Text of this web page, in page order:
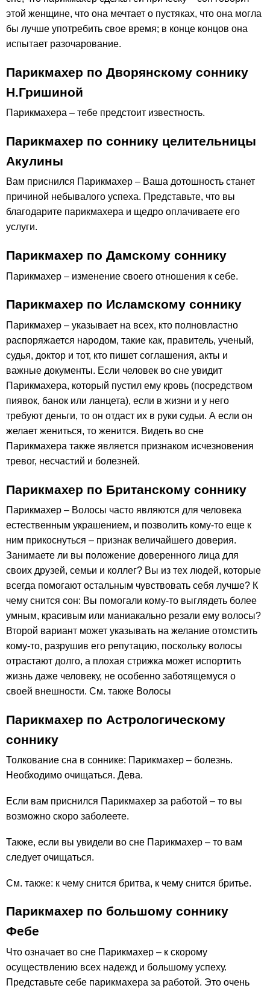
этой женщине, что она мечтает о пустяках, что она могла
бы лучше употребить свое время; в конце концов она
испытает разочарование.
Парикмахер по Дворянскому соннику
Н.Гришиной
Парикмахера – тебе предстоит известность.
Парикмахер по соннику целительницы
Акулины
Вам приснился Парикмахер – Ваша дотошность станет
причиной небывалого успеха. Представьте, что вы
благодарите парикмахера и щедро оплачиваете его
услуги.
Парикмахер по Дамскому соннику
Парикмахер – изменение своего отношения к себе.
Парикмахер по Исламскому соннику
Парикмахер – указывает на всех, кто полновластно
распоряжается народом, такие как, правитель, ученый,
судья, доктор и тот, кто пишет соглашения, акты и
важные документы. Если человек во сне увидит
Парикмахера, который пустил ему кровь (посредством
пиявок, банок или ланцета), если в жизни и у него
требуют деньги, то он отдаст их в руки судьи. А если он
желает жениться, то женится. Видеть во сне
Парикмахера также является признаком исчезновения
тревог, несчастий и болезней.
Парикмахер по Британскому соннику
Парикмахер – Волосы часто являются для человека
естественным украшением, и позволить кому-то еще к
ним прикоснуться – признак величайшего доверия.
Занимаете ли вы положение доверенного лица для
своих друзей, семьи и коллег? Вы из тех людей, которые
всегда помогают остальным чувствовать себя лучше? К
чему снится сон: Вы помогали кому-то выглядеть более
умным, красивым или маниакально резали ему волосы?
Второй вариант может указывать на желание отомстить
кому-то, разрушив его репутацию, поскольку волосы
отрастают долго, а плохая стрижка может испортить
жизнь даже человеку, не особенно заботящемуся о
своей внешности. См. также Волосы
Парикмахер по Астрологическому
соннику
Толкование сна в соннике: Парикмахер – болезнь.
Необходимо очищаться. Дева.
Если вам приснился Парикмахер за работой – то вы
возможно скоро заболеете.
Также, если вы увидели во сне Парикмахер – то вам
следует очищаться.
См. также: к чему снится бритва, к чему снится бритье.
Парикмахер по большому соннику
Фебе
Что означает во сне Парикмахер – к скорому
осуществлению всех надежд и большому успеху.
Представьте себе парикмахера за работой. Это очень